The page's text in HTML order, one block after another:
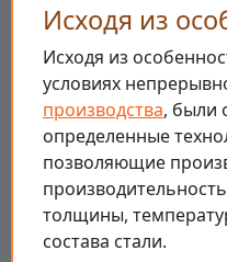
Исходя из
Исходя из
условиях
производства, были
определенные
позволяющие
толщины,
состава стали.